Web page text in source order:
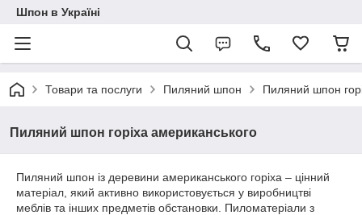
Шпон в Україні
Товари та послуги Пиляний шпон Пиляний шпон
Пиляний шпон горіха американського
Пиляний шпон із деревини американського горіха – цінний
матеріал, який активно використовується у виробництві
меблів та інших предметів обстановки. Пиломатеріали з